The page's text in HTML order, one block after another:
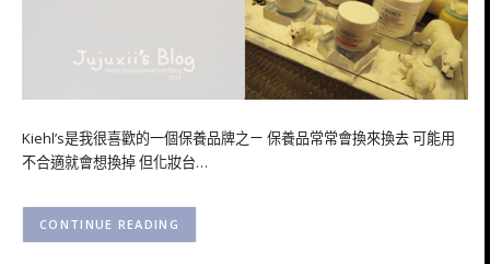
Kiehl’s是我很喜歡的一個保養品牌之ㄧ 保養品常常會換來換去 可能用
不合適就會想換掉 但化妝台…
CONTINUE READING